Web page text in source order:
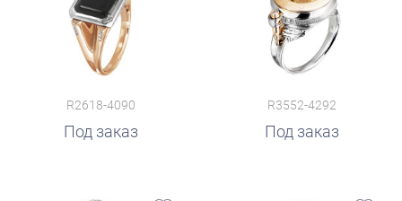
R2618-4090
Под заказ
R3552-4292
Под заказ